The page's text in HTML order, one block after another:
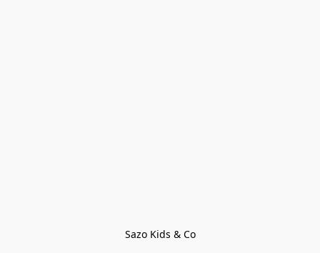
Sazo Kids & Co